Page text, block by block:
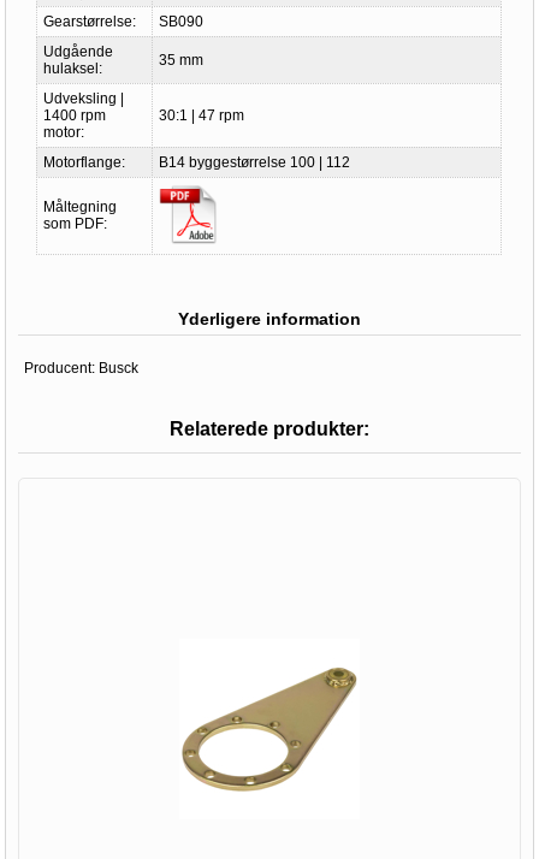
Gearstørrelse:
SB090
Udgående
hulaksel:
35 mm
Udveksling |
1400 rpm
motor:
30:1 | 47 rpm
Motorflange: B14 byggestørrelse 100 | 112
Måltegning
som PDF:
Yderligere information
Producent: Busck
Relaterede produkter: